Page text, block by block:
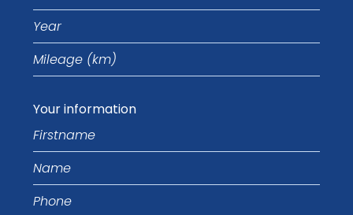
Year
Mileage
Your information
Firstname
Name
Phone